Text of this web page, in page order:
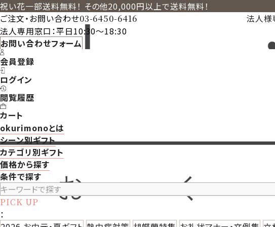
祝い花一部送料無料！ その他20,000円以上で送料無料！
法人様
ご注文・お問い合わせ03-6450-6416
法人専用窓口：平日10:30～18:30
お問い合わせフォーム
会員登録
ログイン
閲覧履歴
カート
okurimonoとは
シーン別ギフト
カテゴリ別ギフト
価格から探す
条件で探す
PICK UP
：